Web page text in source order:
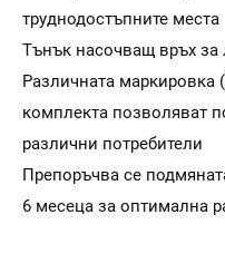
труднодостъпните места
Тънък насочващ връх за
Различната маркировка
комплекта позволяват
различни потребители
Препоръчва се
6 месеца за оптимална